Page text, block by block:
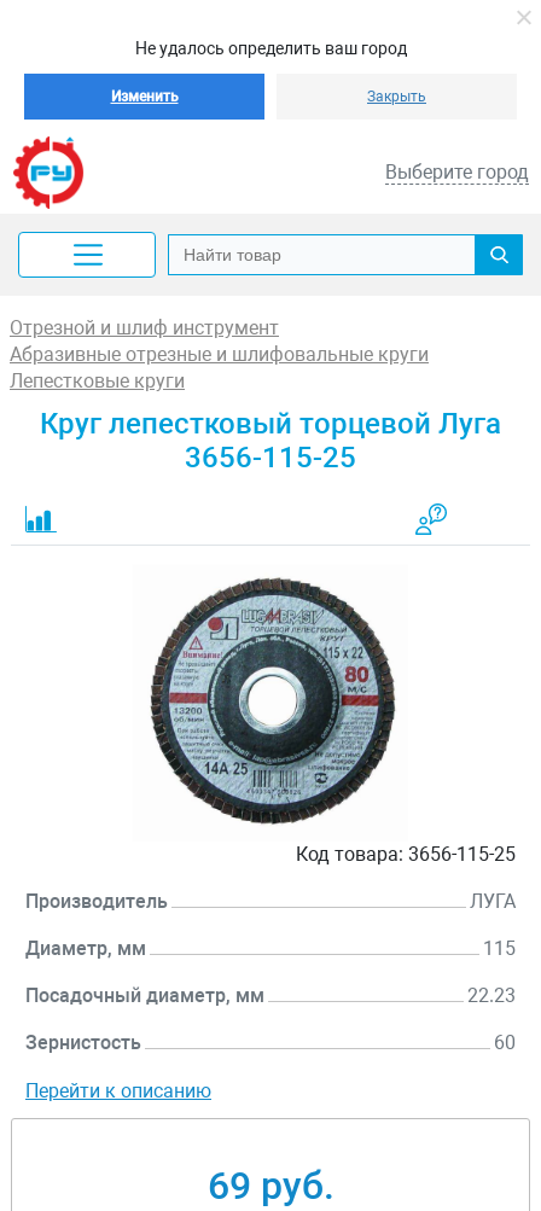
Не удалось определить ваш город
Изменить Закрыть
Выберите город
Отрезной и шлиф инструмент
Абразивные отрезные и шлифовальные круги
Лепестковые круги
Круг лепестковый торцевой Луга
3656-115-25
Код товара: 3656-115-25
Производитель ЛУГА
Диаметр, мм 115
Посадочный диаметр, мм 22.23
Зернистость 60
Перейти к описанию
69 руб.